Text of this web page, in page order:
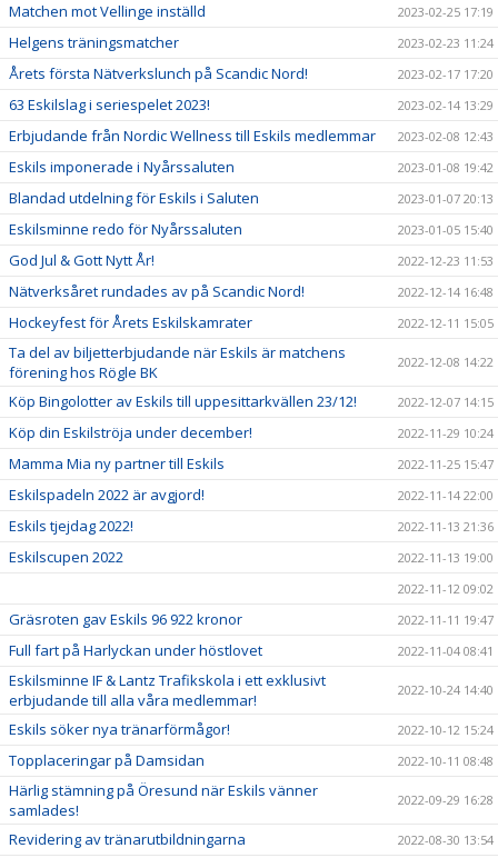
Matchen mot Vellinge inställd 2023-02-25 17:19
Helgens träningsmatcher 2023-02-23 11:24
Årets första Nätverkslunch på Scandic Nord! 2023-02-17 17:20
63 Eskilslag i seriespelet 2023! 2023-02-14 13:29
Erbjudande från Nordic Wellness till Eskils medlemmar 2023-02-08 12:43
Eskils imponerade i Nyårssaluten 2023-01-08 19:42
Blandad utdelning för Eskils i Saluten 2023-01-07 20:13
Eskilsminne redo för Nyårssaluten 2023-01-05 15:40
God Jul & Gott Nytt År! 2022-12-23 11:53
Nätverksåret rundades av på Scandic Nord! 2022-12-14 16:48
Hockeyfest för Årets Eskilskamrater 2022-12-11 15:05
Ta del av biljetterbjudande när Eskils är matchens
förening hos Rögle BK
2022-12-08 14:22
Köp Bingolotter av Eskils till uppesittarkvällen 23/12! 2022-12-07 14:15
Köp din Eskilströja under december! 2022-11-29 10:24
Mamma Mia ny partner till Eskils 2022-11-25 15:47
Eskilspadeln 2022 är avgjord! 2022-11-14 22:00
Eskils tjejdag 2022! 2022-11-13 21:36
Eskilscupen 2022
2022-11-13 19:00
2022-11-12 09:02
Gräsroten gav Eskils 96 922 kronor 2022-11-11 19:47
Full fart på Harlyckan under höstlovet 2022-11-04 08:41
Eskilsminne IF & Lantz Trafikskola i ett exklusivt
erbjudande till alla våra medlemmar!
2022-10-24 14:40
Eskils söker nya tränarförmågor! 2022-10-12 15:24
Topplaceringar på Damsidan 2022-10-11 08:48
Härlig stämning på Öresund när Eskils vänner
samlades!
2022-09-29 16:28
Revidering av tränarutbildningarna 2022-08-30 13:54